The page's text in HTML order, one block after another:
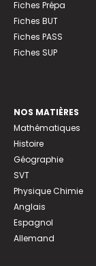
Fiches Prépa
Fiches BUT
Fiches PASS
Fiches SUP
NOS MATIÈRES
Mathématiques
Histoire
Géographie
SVT
Physique Chimie
Anglais
Espagnol
Allemand